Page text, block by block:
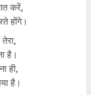
करें,
होंगे।
है।
ही,
है।